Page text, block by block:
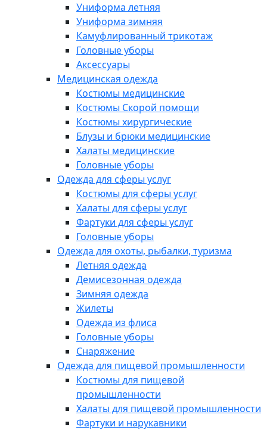
Униформа летняя
Униформа зимняя
Камуфлированный трикотаж
Головные уборы
Аксессуары
Медицинская одежда
Костюмы медицинские
Костюмы Скорой помощи
Костюмы хирургические
Блузы и брюки медицинские
Халаты медицинские
Головные уборы
Одежда для сферы услуг
Костюмы для сферы услуг
Халаты для сферы услуг
Фартуки для сферы услуг
Головные уборы
Одежда для охоты, рыбалки, туризма
Летняя одежда
Демисезонная одежда
Зимняя одежда
Жилеты
Одежда из флиса
Головные уборы
Снаряжение
Одежда для пищевой промышленности
Костюмы для пищевой
промышленности
Халаты для пищевой промышленности
Фартуки и нарукавники